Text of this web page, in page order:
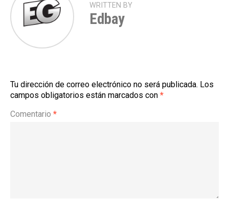
WRITTEN BY
Edbay
Tu dirección de correo electrónico no será publicada. Los
campos obligatorios están marcados con *
Comentario *